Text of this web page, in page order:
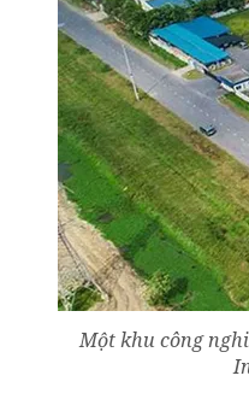
Một khu công